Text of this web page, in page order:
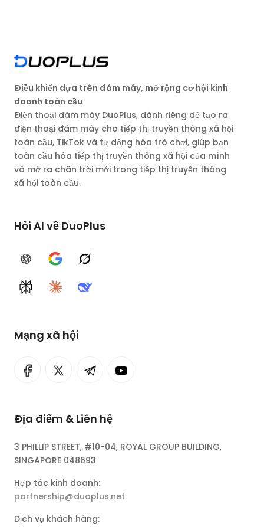
Điều khiển dựa trên đám mây, mở rộng cơ hội kinh
doanh toàn cầu
Điện thoại đám mây DuoPlus, dành riêng để tạo ra
điện thoại đám mây cho tiếp thị truyền thông xã hội
toàn cầu, TikTok và tự động hóa trò chơi, giúp bạn
toàn cầu hóa tiếp thị truyền thông xã hội của mình
và mở ra chân trời mới trong tiếp thị truyền thông
xã hội toàn cầu.
Hỏi AI về DuoPlus
ChatGPTGoogle AIGrok
PerplexityClaudeDeepSeek
Mạng xã hội
Địa điểm & Liên hệ
3 PHILLIP STREET, #10-04, ROYAL GROUP BUILDING,
SINGAPORE 048693
Hợp tác kinh doanh:
partnership@duoplus.net
Dịch vụ khách hàng: